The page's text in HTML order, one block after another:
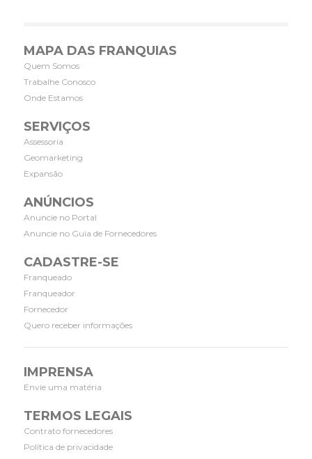
MAPA DAS FRANQUIAS
Quem Somos
Trabalhe Conosco
Onde Estamos
SERVIÇOS
Assessoria
Geomarketing
Expansão
ANÚNCIOS
Anuncie no Portal
Anuncie no Guia de Fornecedores
CADASTRE-SE
Franqueado
Franqueador
Fornecedor
Quero receber informações
IMPRENSA
Envie uma matéria
TERMOS LEGAIS
Contrato fornecedores
Política de privacidade